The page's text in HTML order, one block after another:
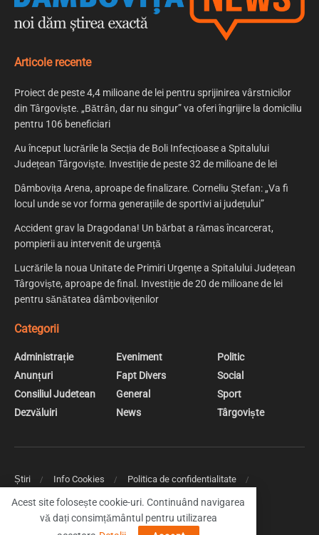
Articole recente
Proiect de peste 4,4 milioane de lei pentru sprijinirea vârstnicilor
din Târgoviște. „Bătrân, dar nu singur” va oferi îngrijire la domiciliu
pentru 106 beneficiari
Au început lucrările la Secția de Boli Infecțioase a Spitalului
Județean Târgoviște. Investiție de peste 32 de milioane de lei
Dâmbovița Arena, aproape de finalizare. Corneliu Ștefan: „Va fi
locul unde se vor forma generațiile de sportivi ai județului”
Accident grav la Dragodana! Un bărbat a rămas încarcerat,
pompierii au intervenit de urgență
Lucrările la noua Unitate de Primiri Urgențe a Spitalului Județean
Târgoviște, aproape de final. Investiție de 20 de milioane de lei
pentru sănătatea dâmbovițenilor
Categorii
Administrație
Anunțuri
Consiliul Judetean
Dezvăluiri
Eveniment
Fapt Divers
General
News
Politic
Social
Sport
Târgoviște
Știri Info Cookies
Politica de confidentialitate
© 2019 DambovitaNews - Cele mai noi stiri din Dambovita
Acest site folosește cookie-uri. Continuând navigarea
vă dați consimțământul pentru utilizarea